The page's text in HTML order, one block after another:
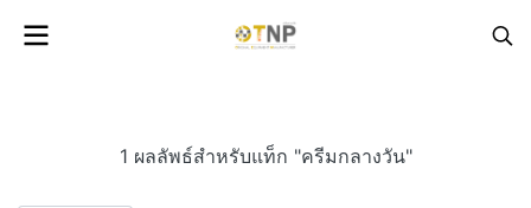
1 ผลลัพธ์สำหรับแท็ก "ครีมกลางวัน"